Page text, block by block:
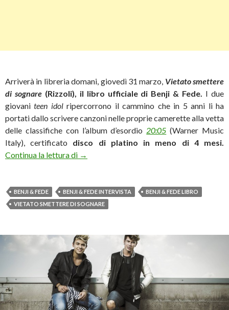
Arriverà in libreria domani, giovedì 31 marzo, Vietato smettere
di sognare (Rizzoli), il libro ufficiale di Benji & Fede. I due
giovaniteen idolripercorrono il cammino che in 5 anni li ha
portati dallo scrivere canzoni nelle proprie camerette alla vetta
delle classifiche con l’album d’esordio 20:05 (Warner Music
Italy), certificato disco di platino in meno di 4 mesi.
Continua la lettura di
Benji & Fede: «E ora vogliamo crescere»
→
BENJI & FEDE BENJI & FEDE INTERVISTA
BENJI & FEDE LIBRO
VIETATO SMETTERE DI SOGNARE